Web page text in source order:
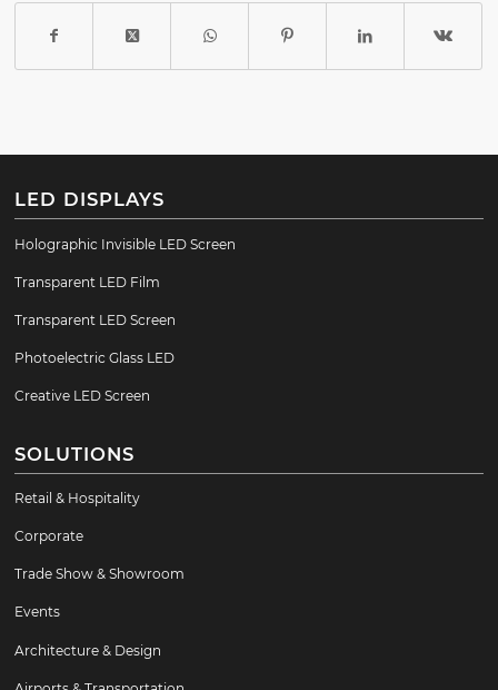
LED DISPLAYS
Holographic Invisible LED Screen
Transparent LED Film
Transparent LED Screen
Photoelectric Glass LED
Creative LED Screen
SOLUTIONS
Retail & Hospitality
Corporate
Trade Show & Showroom
Events
Architecture & Design